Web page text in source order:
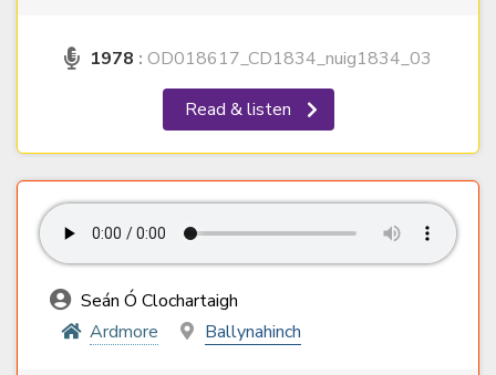
1978 : OD018617_CD1834_nuig1834_03
Read & listen
Seán Ó Clochartaigh
Ardmore
Ballynahinch